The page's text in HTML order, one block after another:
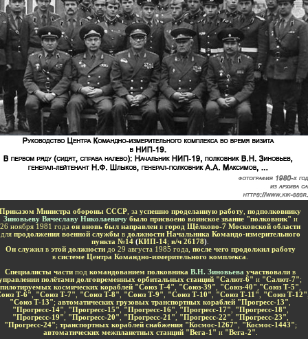
Приказом Министра обороны СССР , за успешно проделанную работу подполковнику
Зиновьеву Вячеславу Николаевичу было присвоено воинское звание "полковник" и
26 ноября 1981 года он вновь был направлен в город Щёлково-7 Московской области
для продолжения военной службы в должности Начальника Командо-измерительного
пункта №14 (КИП-14; в/ч 26178)
Он служил в этой должности до 29 августа 1985 года, после чего продолжил работу
в системе Центра Командно-измерительного комплекса
Специалисты части под командованием полковника В.Н. Зиновьева участвовали в
полётами долговременных орбитальных станций "Салют-6" и "Салют-7";
пилотируемых космических кораблей "Союз Т-4"
"Союз-39" "Союз-40" "Союз Т-5"
Т-6"
"Союз Т-7" "Союз Т-8" "Союз Т-9" "Союз Т-10" "Союз Т-11" "Союз Т-12"
"Союз Т-13"; автоматических грузовых транспортных кораблей "Прогресс-13"
"Прогресс-14"
"Прогресс-15" "Прогресс-16" "Прогресс-17" "Прогресс-18"
"Прогресс-19"
"Прогресс-20" "Прогресс-21" "Прогресс-22" "Прогресс-23"
"Прогресс-24"; транспортных кораблей снабжения "Космос-1267" "Космос-1443";
автоматических межпланетных станций "Вега-1" и "Вега-2"